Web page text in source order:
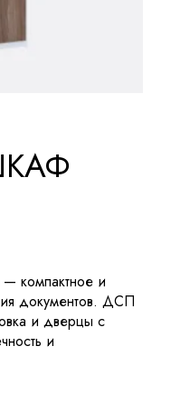
компактное и
документов. ДСП
и дверцы с
и